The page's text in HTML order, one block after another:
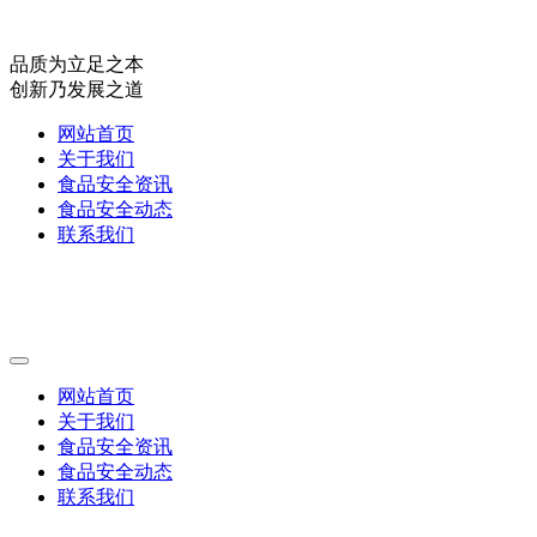
品质为立足之本
创新乃发展之道
网站首页
关于我们
食品安全资讯
食品安全动态
联系我们
网站首页
关于我们
食品安全资讯
食品安全动态
联系我们